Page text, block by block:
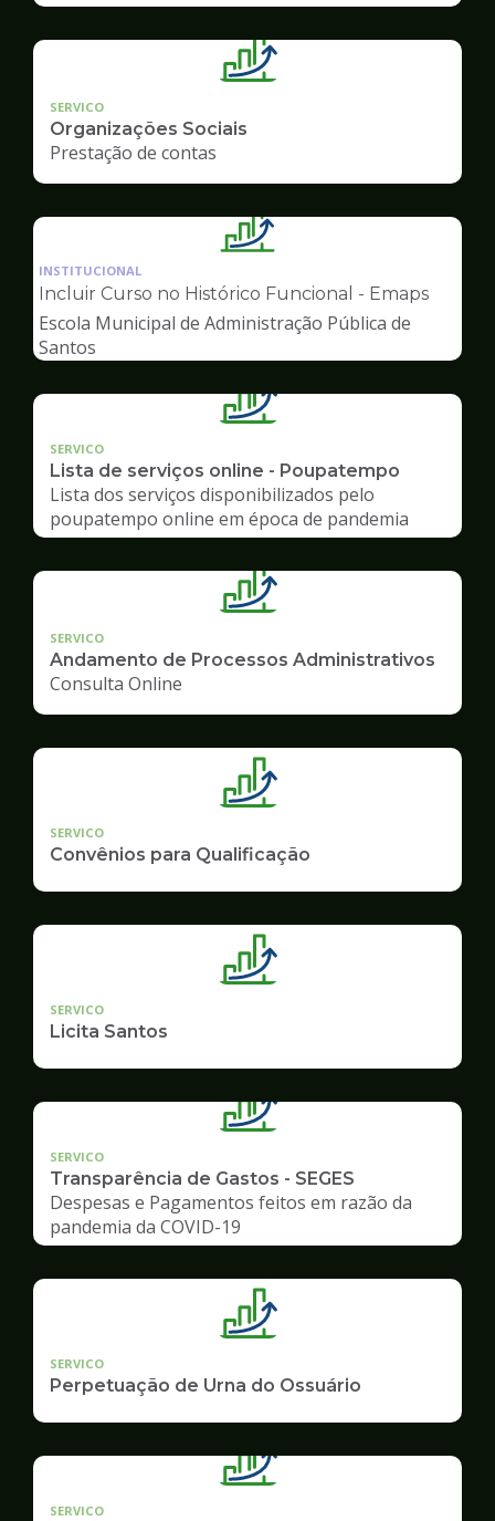
SERVICO
Organizações Sociais
Prestação de contas
Ilustração
pagina
de
Gestão
INSTITUCIONAL
Incluir Curso no Histórico Funcional - Emaps
Escola Municipal de Administração Pública de
Santos
SERVICO
Lista de serviços online - Poupatempo
Lista dos serviços disponibilizados pelo
poupatempo online em época de pandemia
SERVICO
Andamento de Processos Administrativos
Consulta Online
SERVICO
Convênios para Qualificação
SERVICO
Licita Santos
SERVICO
Transparência de Gastos - SEGES
Despesas e Pagamentos feitos em razão da
pandemia da COVID-19
SERVICO
Perpetuação de Urna do Ossuário
SERVICO